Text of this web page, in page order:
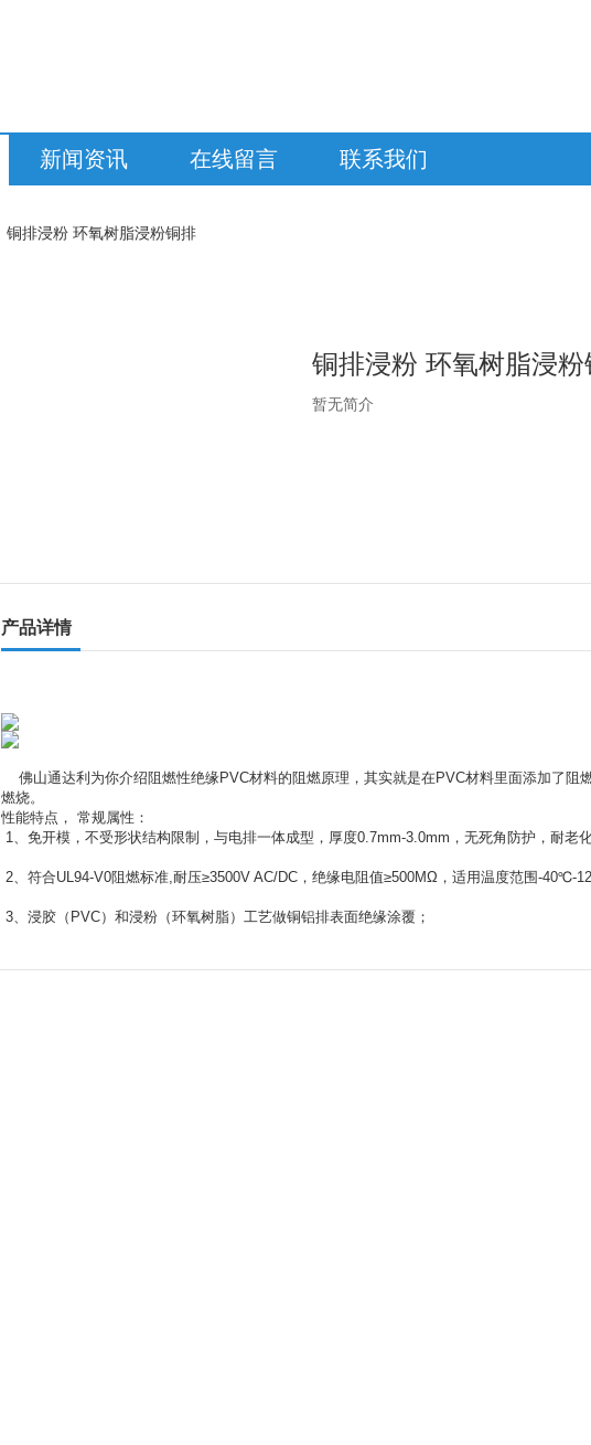
新闻资讯 在线留言 联系我们
铜排浸粉 环氧树脂浸粉铜排
铜排浸粉 环氧树脂浸粉
暂无简介
产品详情
佛山通达利为你介绍阻燃性绝缘PVC材料的阻燃原理，其实就是在PVC材料里面添加了阻
燃烧。
性能特点， 常规属性：
1、免开模，不受形状结构限制，与电排一体成型，厚度0.7mm-3.0mm，无死角防护，耐老
2、符合UL94-V0阻燃标准,耐压≥3500V AC/DC，绝缘电阻值≥500MΩ，适用温度范围-40℃-
3、浸胶（PVC）和浸粉（环氧树脂）工艺做铜铝排表面绝缘涂覆；